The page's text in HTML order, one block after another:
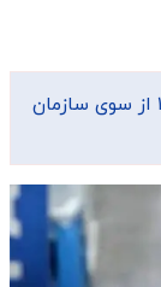
​جزئیات پرداخت یارانه تیرماه ۱۴۰۴ از سوی سازمان